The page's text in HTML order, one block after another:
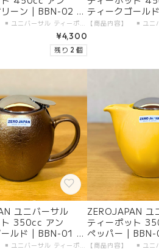
リーン | BBN-02 A
陶器 美濃焼
【商品内容】 ◾️ ユニバーサル ティーポット 450cc 本体 1つ 【製品仕様】 ◾️ サイズ：450cc ( 3人用 ) ◾️ カラー：アンティークグリーン ◾️ 素材 ・本体：陶器（美濃焼） ・金属部分：18-8ステンレス（日本製） ◾️ 食洗機：使用可 【生産地】 ◾️ ZEROJAPAN ユニバーサル ティーポット 450cc 本体：日本製・岐阜県土岐市 金属部分：日本製・新潟県燕市 【加工者】 有限会社 ZERO JAPAN 【販売者】 有限会社ガーラジャパン 【お届けについて】 「宅配便（送料無料）」にて、大切にお届けします。 日付指定が可能です。
¥4,300
残り 2 個
ティークゴール
GO | 日本製 陶
ユニバーサル
ト 350cc アン
ールド | BBN-01 A
陶器 美濃焼
【商品内容】 ◾️ ユニバーサル ティーポット 350cc 本体 1つ 【製品仕様】 ◾️ サイズ：350cc ( 2人用 ) ◾️ カラー：アンティークゴールド ◾️ 素材 ・本体：陶器（美濃焼） ・金属部分：18-8ステンレス（日本製） ◾️ 食洗機：使用可 【生産地】 ◾️ ZEROJAPAN ユニバーサル ティーポット 350cc 本体：日本製・岐阜県土岐市 金属部分：日本製・新潟県燕市 【加工者】 有限会社 ZERO JAPAN 【販売者】 有限会社ガーラジャパン 【お届けについて】 「宅配便（送料無料）」にて、大切にお届けします。 日付指定が可能です。
ZEROJAPAN ユ
ティーポット
ペッパー |
製 陶器 美濃焼